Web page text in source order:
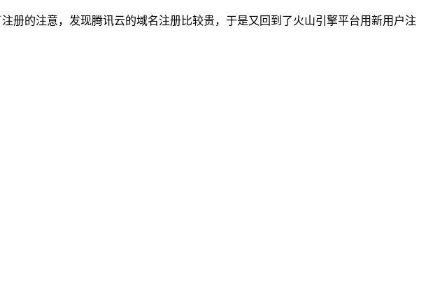
册的注意，发现腾讯云的域名注册比较贵，于是又回到了火山引擎平台用新用户注